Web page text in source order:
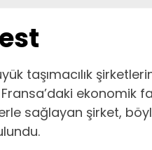
taşımacılık
ekonomik
sağlayan şirket,